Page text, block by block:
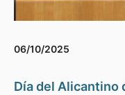
06/10/2025
Día del Alicantino